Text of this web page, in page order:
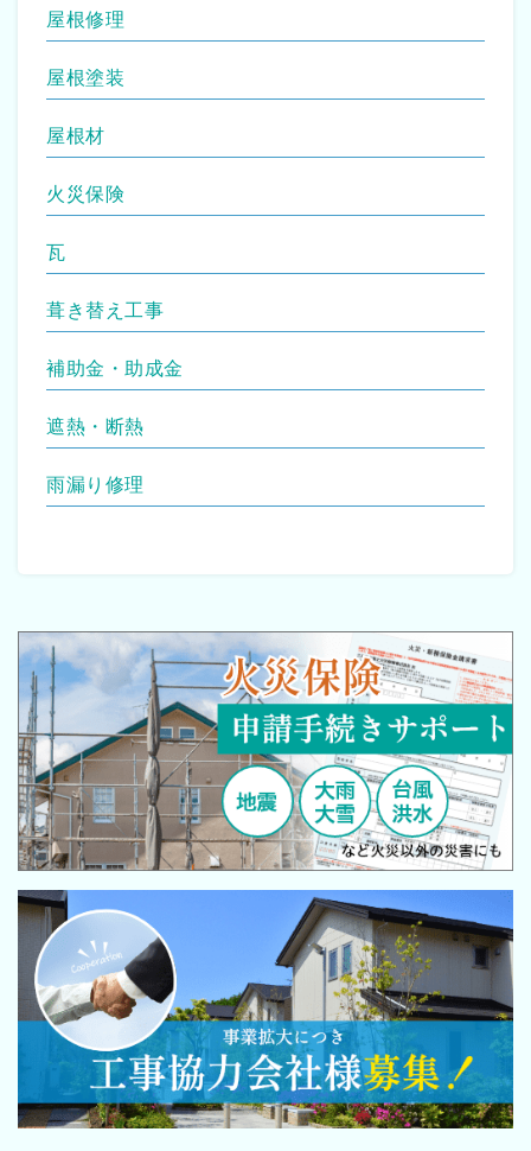
屋根修理
屋根塗装
屋根材
火災保険
瓦
葺き替え工事
補助金・助成金
遮熱・断熱
雨漏り修理